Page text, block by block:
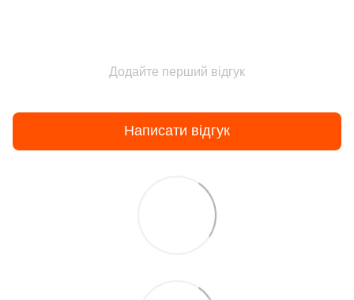
Додайте перший відгук
Написати відгук